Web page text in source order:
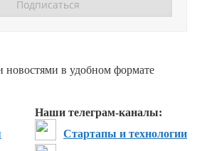
новостями в удобном формате
Наши телеграм-каналы:
Стартапы и технологии